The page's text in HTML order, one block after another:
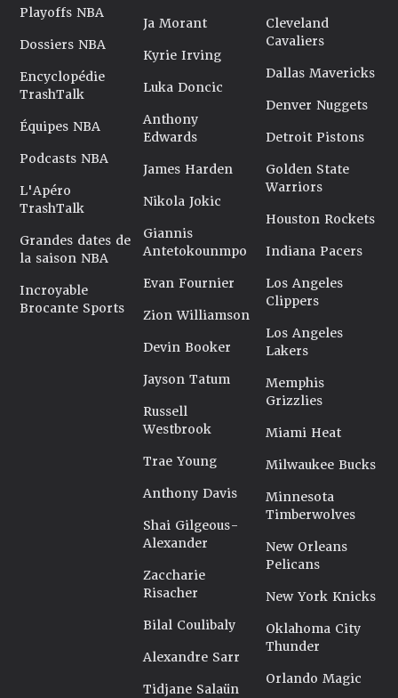
Playoffs NBA
Dossiers NBA
Encyclopédie
TrashTalk
Équipes NBA
Podcasts NBA
L'Apéro
TrashTalk
Grandes dates de
la saison NBA
Incroyable
Brocante Sports
Ja Morant
Kyrie Irving
Luka Doncic
Anthony
Edwards
James Harden
Nikola Jokic
Giannis
Antetokounmpo
Evan Fournier
Zion Williamson
Devin Booker
Jayson Tatum
Russell
Westbrook
Trae Young
Anthony Davis
Shai Gilgeous-
Alexander
Zaccharie
Risacher
Bilal Coulibaly
Alexandre Sarr
Tidjane Salaün
Cleveland
Cavaliers
Dallas Mavericks
Denver Nuggets
Detroit Pistons
Golden State
Warriors
Houston Rockets
Indiana Pacers
Los Angeles
Clippers
Los Angeles
Lakers
Memphis
Grizzlies
Miami Heat
Milwaukee Bucks
Minnesota
Timberwolves
New Orleans
Pelicans
New York Knicks
Oklahoma City
Thunder
Orlando Magic